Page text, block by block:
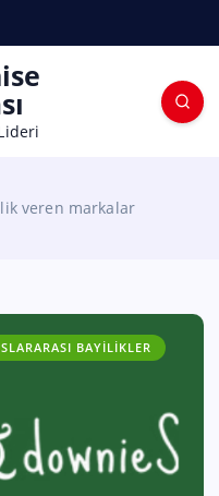
veren markalar
BAYILIKLER